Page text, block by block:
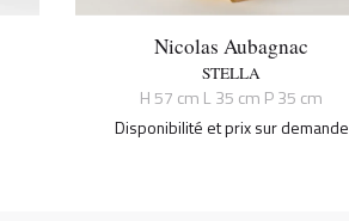
Nicolas Aubagnac
STELLA
H 57 cm L 35 cm P 35 cm
Disponibilité et prix sur demande